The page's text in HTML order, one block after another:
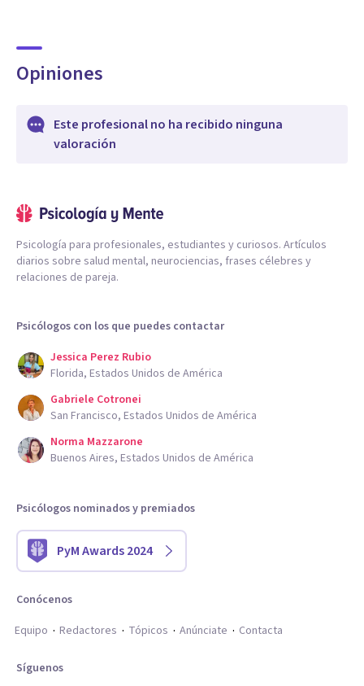
Opiniones
Este profesional no ha recibido ninguna
valoración
Psicología para profesionales, estudiantes y curiosos. Artículos
diarios sobre salud mental, neurociencias, frases célebres y
relaciones de pareja.
Psicólogos con los que puedes contactar
Jessica Perez Rubio
Florida, Estados Unidos de América
Gabriele Cotronei
San Francisco, Estados Unidos de América
Norma Mazzarone
Buenos Aires, Estados Unidos de América
Psicólogos nominados y premiados
PyM Awards 2024
Conócenos
Equipo
Redactores Tópicos Anúnciate Contacta
Síguenos